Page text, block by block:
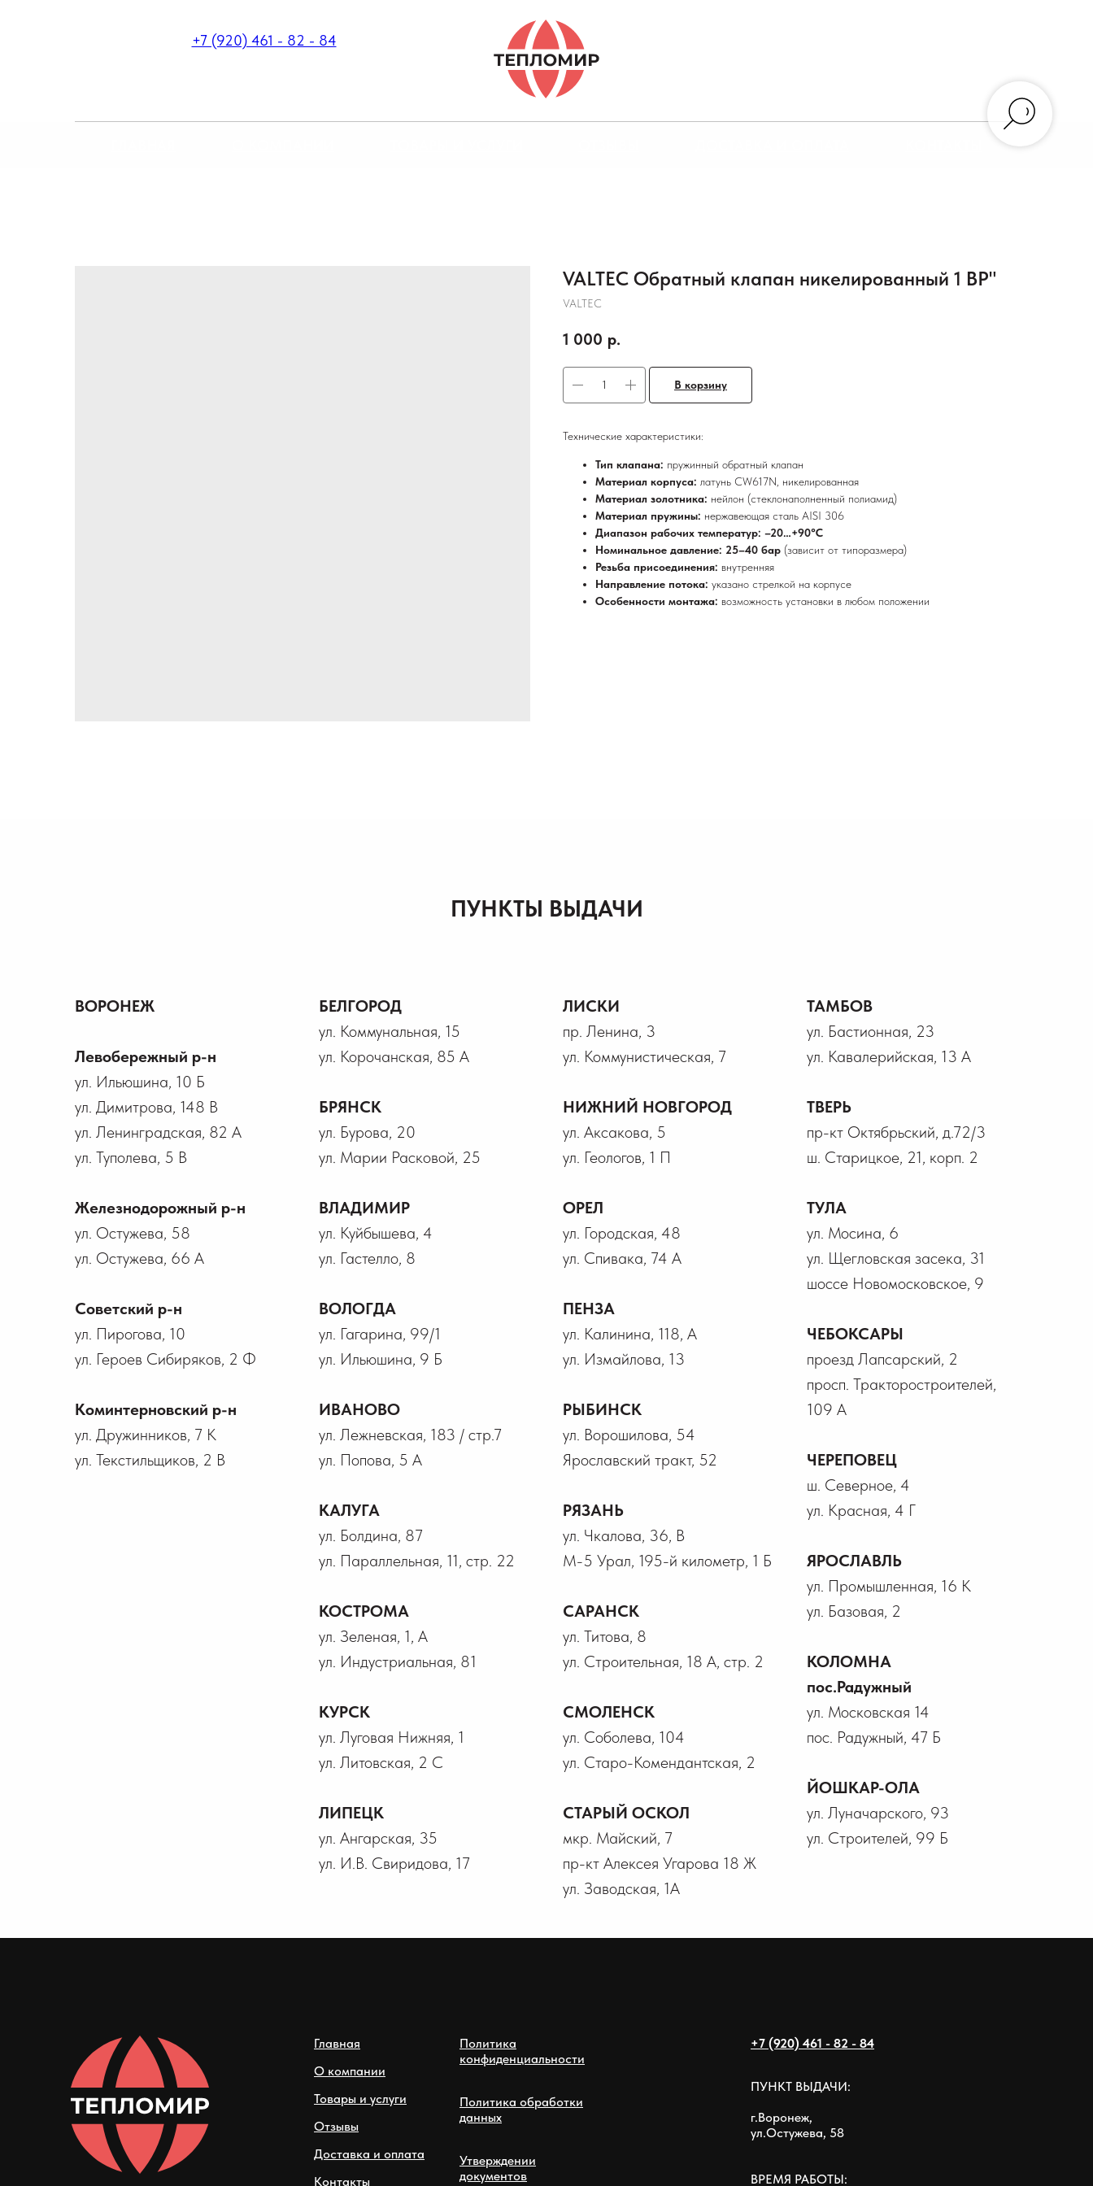
+7 (920) 461 - 82 - 84
VALTEC Обратный клапан никелированный 1 ВР"
VALTEC
1 000 р.
В корзину
Технические характеристики:
Тип клапана: пружинный обратный клапан
Материал корпуса: латунь CW617N, никелированная
Материал золотника: нейлон (стеклонаполненный полиамид)
Материал пружины: нержавеющая сталь AISI 306
Диапазон рабочих температур: –20…+90°C
Номинальное давление: 25–40 бар (зависит от типоразмера)
Резьба присоединения: внутренняя
Направление потока: указано стрелкой на корпусе
Особенности монтажа: возможность установки в любом положении
ПУНКТЫ ВЫДАЧИ
ВОРОНЕЖ
Левобережный р-н
ул. Ильюшина, 10 Б
ул. Димитрова, 148 В
ул. Ленинградская, 82 А
ул. Туполева, 5 В
Железнодорожный р-н
ул. Остужева, 58
ул. Остужева, 66 А
Советский р-н
ул. Пирогова, 10
ул. Героев Сибиряков, 2 Ф
Коминтерновский р-н
ул. Дружинников, 7 К
ул. Текстильщиков, 2 В
БЕЛГОРОД
ул. Коммунальная, 15
ул. Корочанская, 85 А
БРЯНСК
ул. Бурова, 20
ул. Марии Расковой, 25
ВЛАДИМИР
ул. Куйбышева, 4
ул. Гастелло, 8
ВОЛОГДА
ул. Гагарина, 99/1
ул. Ильюшина, 9 Б
ИВАНОВО
ул. Лежневская, 183 / стр.7
ул. Попова, 5 А
КАЛУГА
ул. Болдина, 87
ул. Параллельная, 11, стр. 22
КОСТРОМА
ул. Зеленая, 1, А
ул. Индустриальная, 81
КУРСК
ул. Луговая Нижняя, 1
ул. Литовская, 2 С
ЛИПЕЦК
ул. Ангарская, 35
ул. И.В. Свиридова, 17
ЛИСКИ
пр. Ленина, 3
ул. Коммунистическая, 7
НИЖНИЙ НОВГОРОД
ул. Аксакова, 5
ул. Геологов, 1 П
ОРЕЛ
ул. Городская, 48
ул. Спивака, 74 А
ПЕНЗА
ул. Калинина, 118, А
ул. Измайлова, 13
РЫБИНСК
ул. Ворошилова, 54
Ярославский тракт, 52
РЯЗАНЬ
ул. Чкалова, 36, В
М-5 Урал, 195-й километр, 1 Б
САРАНСК
ул. Титова, 8
ул. Строительная, 18 А, стр. 2
СМОЛЕНСК
ул. Соболева, 104
ул. Старо-Комендантская, 2
СТАРЫЙ ОСКОЛ
мкр. Майский, 7
пр-кт Алексея Угарова 18 Ж
ул. Заводская, 1А
ТАМБОВ
ул. Бастионная, 23
ул. Кавалерийская, 13 А
ТВЕРЬ
пр-кт Октябрьский, д.72/3
ш. Старицкое, 21, корп. 2
ТУЛА
ул. Мосина, 6
ул. Щегловская засека, 31
шоссе Новомосковское, 9
ЧЕБОКСАРЫ
проезд Лапсарский, 2
просп. Тракторостроителей,
109 А
ЧЕРЕПОВЕЦ
ш. Северное, 4
ул. Красная, 4 Г
ЯРОСЛАВЛЬ
ул. Промышленная, 16 К
ул. Базовая, 2
КОЛОМНА
пос.Радужный
ул. Московская 14
пос. Радужный, 47 Б
ЙОШКАР-ОЛА
ул. Луначарского, 93
ул. Строителей, 99 Б
Главная
О компании
Товары и услуги
Отзывы
Доставка и оплата
Контакты
Политика
конфиденциальности
Политика обработки
данных
Утверждении
документов
+7 (920) 461 - 82 - 84
ПУНКТ ВЫДАЧИ:
г.Воронеж,
ул.Остужева, 58
ВРЕМЯ РАБОТЫ: